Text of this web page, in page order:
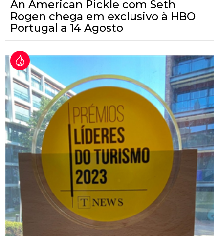
An American Pickle com Seth
Rogen chega em exclusivo à HBO
Portugal a 14 Agosto